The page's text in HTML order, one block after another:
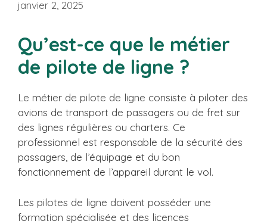
janvier 2, 2025
Qu’est-ce que le métier
de pilote de ligne ?
Le métier de pilote de ligne consiste à piloter des
avions de transport de passagers ou de fret sur
des lignes régulières ou charters. Ce
professionnel est responsable de la sécurité des
passagers, de l’équipage et du bon
fonctionnement de l’appareil durant le vol.
Les pilotes de ligne doivent posséder une
formation spécialisée et des licences